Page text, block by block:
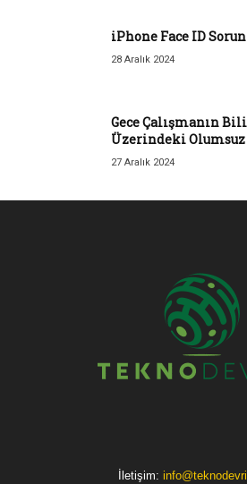
iPhone Face ID
28 Aralık 2024
Gece Çalışmanın
Üzerindeki
27 Aralık 2024
İletişim: